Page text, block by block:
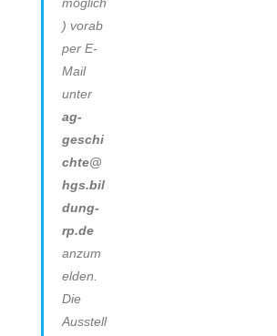
möglich
) vorab
per E-
Mail
unter
ag-
geschi
chte@
hgs.bil
dung-
rp.de
anzum
elden.
Die
Ausstell